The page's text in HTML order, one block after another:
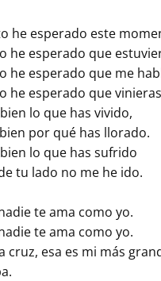
he esperado este
he esperado que
he esperado que me
he esperado que
lo que has vivido,
por qué has llorado.
lo que has sufrido
tu lado no me he ido.
te ama como yo.
te ama como yo.
cruz, esa es mi más